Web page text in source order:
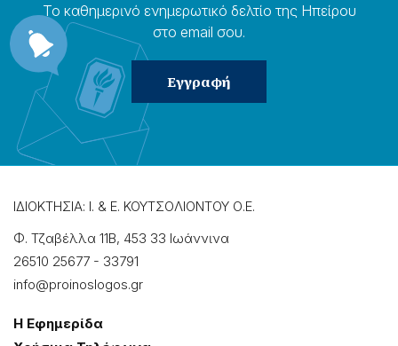
Το καθημερɩνό ενημερωτɩκό δελτίο της Ηπείρου
στο email σου.
ΙΔΙΟΚΤΗΣΙΑ: Ι. & Ε. ΚΟΥΤΣΟΛΙΟΝΤΟΥ Ο.Ε.
Φ. Τζαβέλλα 11Β, 453 33 Ιωάννɩνα
26510 25677 - 33791
info@proinoslogos.gr
Η Εφημερίδα